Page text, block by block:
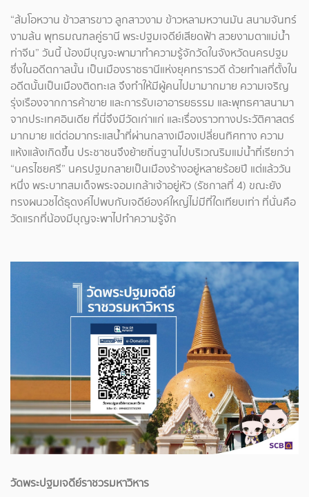
“ส้มโอหวาน ข้าวสารขาว ลูกสาวงาม ข้าวหลามหวานมัน สนามจันทร์
งามล้น พุทธมณฑลคู่ธานี พระปฐมเจดีย์เสียดฟ้า สวยงามตาแม่น้ำ
ท่าจีน” วันนี้ น้องมีบุญจะพามาทำความรู้จักวัดในจังหวัดนครปฐม
ซึ่งในอดีตกาลนั้น เป็นเมืองราชธานีแห่งยุคทรารวดี ด้วยทำเลที่ตั้งใน
อดีตนั้นเป็นเมืองติดทะเล จึงทำให้มีผู้คนไปมามากมาย ความเจริญ
รุ่งเรืองจากการค้าขาย และการรับเอาอารยธรรม และพุทธศาสนามา
จากประเทศอินเดีย ที่นี่จึงมีวัดเก่าแก่ และเรื่องราวทางประวัติศาสตร์
มากมาย แต่ต่อมากระแสน้ำที่ผ่านกลางเมืองเปลี่ยนทิศทาง ความ
แห้งแล้งเกิดขึ้น ประชาชนจึงย้ายถิ่นฐานไปบริเวณริมแม่น้ำที่เรียกว่า
“นครไชยศรี” นครปฐมกลายเป็นเมืองร้างอยู่หลายร้อยปี แต่แล้ววัน
หนึ่ง พระบาทสมเด็จพระจอมเกล้าเจ้าอยู่หัว (รัชกาลที่ 4) ขณะยัง
ทรงผนวชได้ธุดงค์ไปพบกับเจดีย์องค์ใหญ่ไม่มีที่ใดเทียบเท่า ที่นั่นคือ
วัดแรกที่น้องมีบุญจะพาไปทำความรู้จัก
วัดพระปฐมเจดีย์ราชวรมหาวิหาร